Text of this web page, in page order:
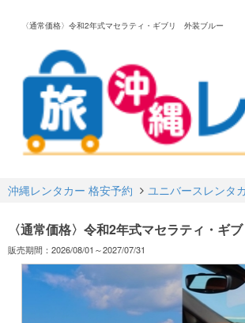
〈通常価格〉令和2年式マセラティ・ギブリ 外装ブルー
沖縄レンタカー 格安予約 ユニバースレンタ
〈通常価格〉令和2年式マセラティ・ギ
販売期間：2026/08/01～2027/07/31